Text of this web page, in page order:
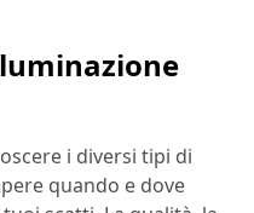
i diversi tipi di
quando e dove